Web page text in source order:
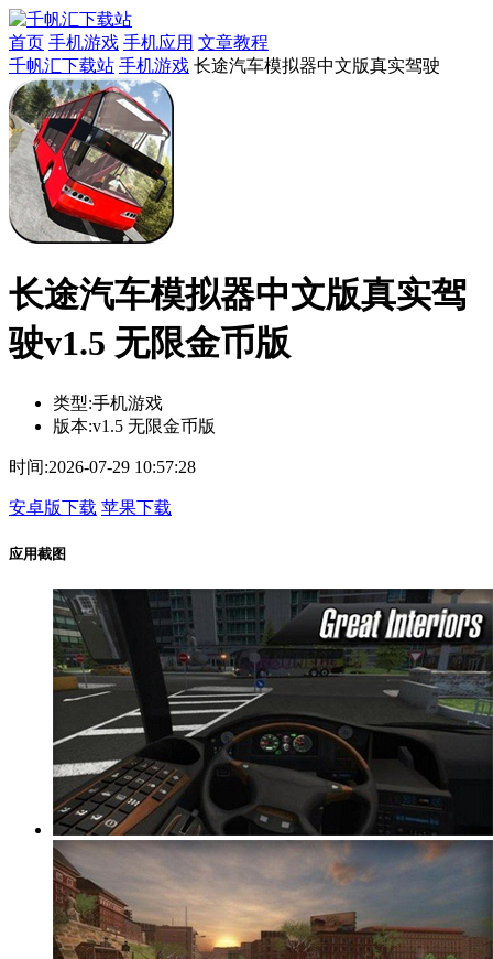
首页 手机游戏 手机应用 文章教程
千帆汇下载站 手机游戏 长途汽车模拟器中文版真实驾驶
长途汽车模拟器中文版真实驾
驶v1.5 无限金币版
类型:手机游戏
版本:v1.5 无限金币版
时间:2026-07-29 10:57:28
安卓版下载 苹果下载
应用截图